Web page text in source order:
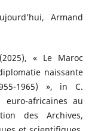
Armand
« Le Maroc
naissante
1965) », in C.
africaines au
des Archives,